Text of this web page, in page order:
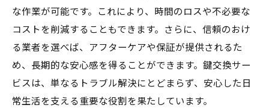
な作業が可能です。これにより、時間のロスや不必要な
コストを削減することもできます。さらに、信頼のおけ
る業者を選べば、アフターケアや保証が提供されるた
め、長期的な安心感を得ることができます。鍵交換サー
ビスは、単なるトラブル解決にとどまらず、安心した日
常生活を支える重要な役割を果たしています。